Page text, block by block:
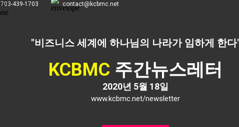
703-439-1703 contact@kcbmc.net
"비즈니스 세계에 하나님의 나라가 임하게 한다
KCBMC 주간뉴스레터
2020년 5월 18일
www.kcbmc.net/newsletter